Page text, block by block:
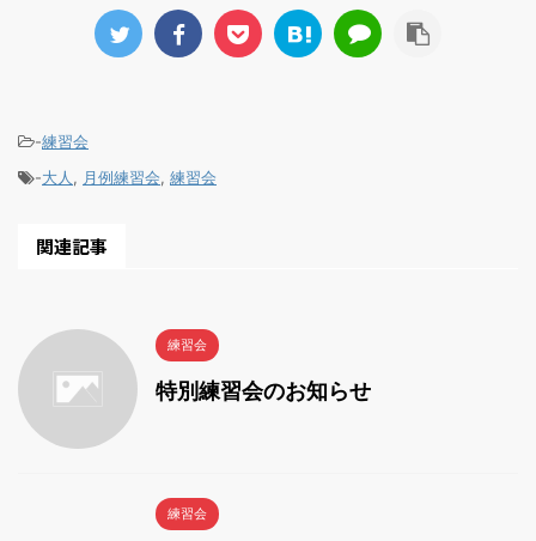
-練習会
-大人 , 月例練習会, 練習会
関連記事
練習会
特別練習会のお知らせ
練習会